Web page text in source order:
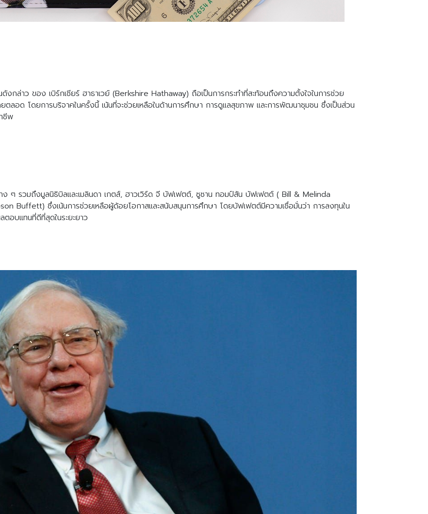
กล่าว ของ เบิร์กเชียร์ ฮาธาเวย์ (Berkshire Hathaway) ถือเป็นการกระทำที่สะท้อนถึงความตั้งใจในการช่วย
ลอด โดยการบริจาคในครั้งนี้ เน้นที่จะช่วยเหลือในด้านการศึกษา การดูแลสุขภาพ และการพัฒนาชุมชน ซึ่งเป็นส่วน
ชีพ
ง ๆ รวมถึงมูลนิธิบิลและเมลินดา เกตส์, ฮาวเวิร์ด จี บัฟเฟตต์, ซูซาน ทอมป์สัน บัฟเฟตต์ ( Bill & Melinda
Buffett) ซึ่งเน้นการช่วยเหลือผู้ด้อยโอกาสและสนับสนุนการศึกษา โดยบัฟเฟตต์มีความเชื่อมั่นว่า การลงทุนใน
ตอบแทนที่ดีที่สุดในระยะยาว